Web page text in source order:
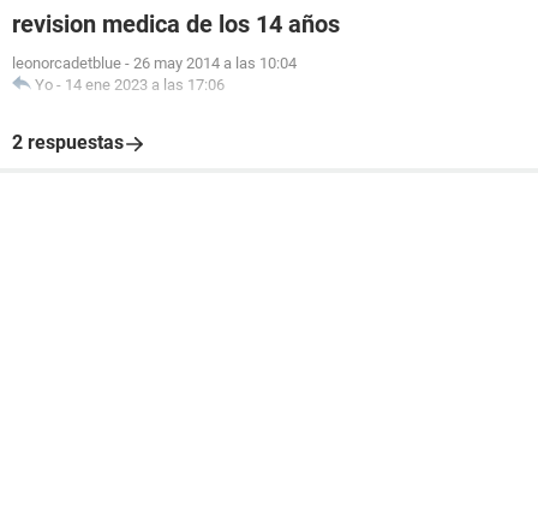
revision medica de los 14 años
leonorcadetblue - 26 may 2014 a las 10:04
Yo - 14 ene 2023 a las 17:06
2 respuestas